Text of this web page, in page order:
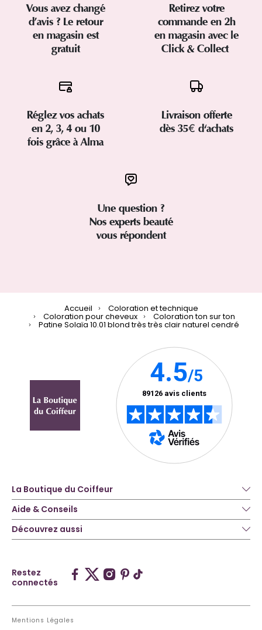
Vous avez changé
d’avis ? Le retour
en magasin est
gratuit
Retirez votre
commande en 2h
en magasin avec le
Click & Collect
Réglez vos achats
en 2, 3, 4 ou 10
fois grâce à Alma
Livraison offerte
dès 35€ d'achats
Une question ?
Nos experts beauté
vous répondent
Accueil Coloration et technique
Coloration pour cheveux Coloration ton sur ton
Patine Solaïa 10.01 blond très très clair naturel cendré
La Boutique du Coiffeur
Aide & Conseils
Découvrez aussi
Restez
connectés
Mentions Légales